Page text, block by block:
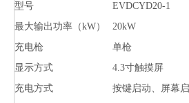
型号
EVDCYD20-1
最大输出功率（kW）
20kW
充电枪
单枪
显示方式
4.3寸触摸屏
充电方式
按键启动、屏幕